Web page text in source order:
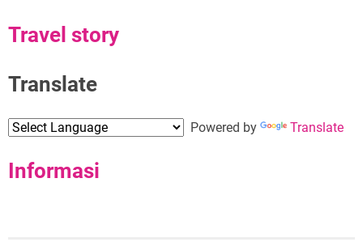
Travel story
Translate
Powered by Translate
Informasi